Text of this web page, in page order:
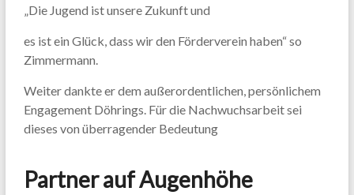
„Die Jugend ist unsere Zukunft und
es ist ein Glück, dass wir den Förderverein haben“ so
Zimmermann.
Weiter dankte er dem außerordentlichen, persönlichem
Engagement Döhrings. Für die Nachwuchsarbeit sei
dieses von überragender Bedeutung
Partner auf Augenhöhe